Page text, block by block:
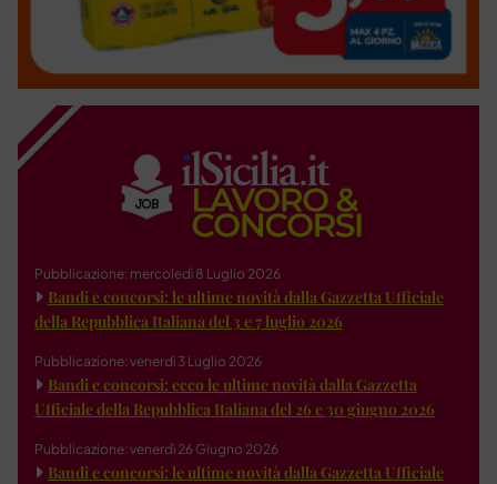
Pubblicazione: mercoledì 8 Luglio 2026
Bandi e concorsi: le ultime novità dalla Gazzetta Ufficiale
della Repubblica Italiana del 3 e 7 luglio 2026
Pubblicazione: venerdì 3 Luglio 2026
Bandi e concorsi: ecco le ultime novità dalla Gazzetta
Ufficiale della Repubblica Italiana del 26 e 30 giugno 2026
Pubblicazione: venerdì 26 Giugno 2026
Bandi e concorsi: le ultime novità dalla Gazzetta Ufficiale